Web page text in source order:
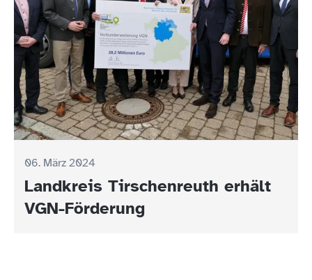
06. März 2024
Landkreis Tirschenreuth erhält
VGN-Förderung